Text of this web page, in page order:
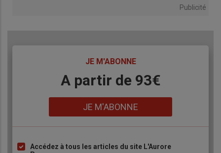
Publicité
JE M'ABONNE
A partir de 93€
JE M'ABONNE
ListeAccédez à tous les articles du site L'Aurore